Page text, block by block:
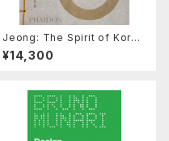
Jeong: The Spirit of Korea
n Craft and Design
¥14,300